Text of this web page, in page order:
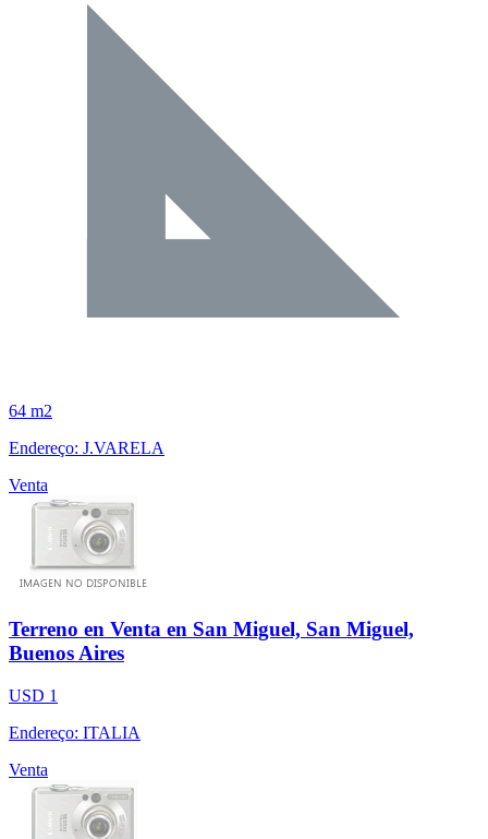
64 m2
Endereço: J.VARELA
Venta
Terreno en Venta en San Miguel, San Miguel,
Buenos Aires
USD 1
Endereço: ITALIA
Venta